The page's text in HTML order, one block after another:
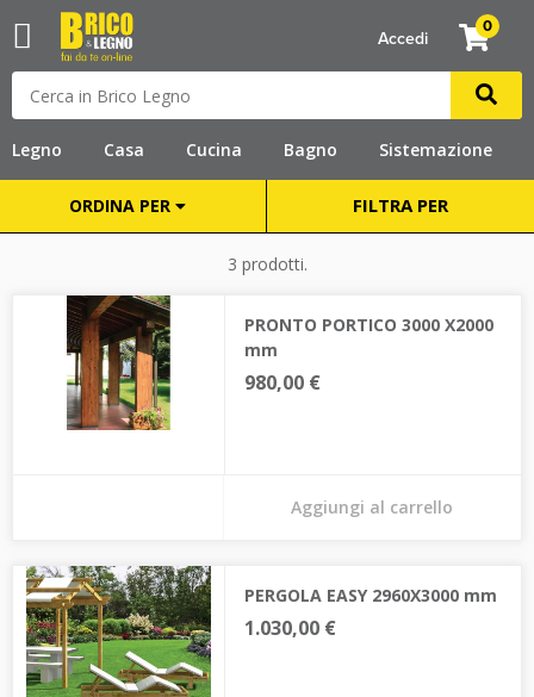
Legno Casa Cucina Bagno Sistemazione
0
Accedi
3 prodotti.
ORDINA PER FILTRA PER
PRONTO PORTICO 3000 X2000
mm
980,00 €
Aggiungi al carrello
PERGOLA EASY 2960X3000 mm
1.030,00 €